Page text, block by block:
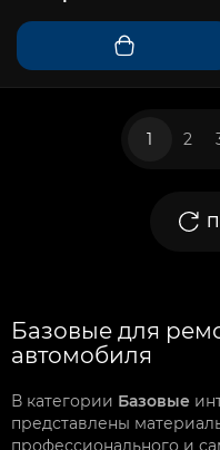
1 2
Базовые для
автомобиля
В категории Базовые
представлены
профессионального и